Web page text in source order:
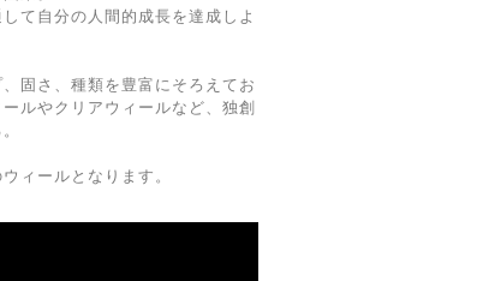
て自分の人間的成長を達成しよ
固さ、種類を豊富にそろえてお
ルやクリアウィールなど、独創
ィールとなります。